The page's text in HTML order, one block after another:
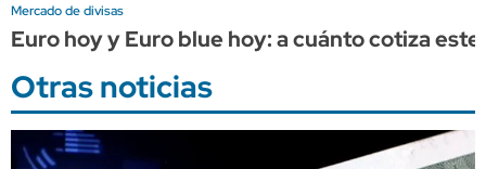
Mercado de divisas
Euro hoy y Euro blue hoy: a cuánto cotiza
Otras noticias